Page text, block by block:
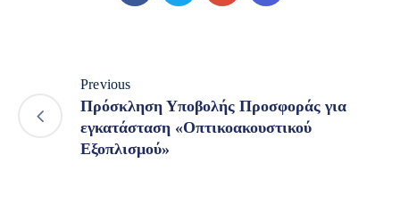
Previous
Πρόσκληση Υποβολής Προσφοράς για
εγκατάσταση «Οπτικοακουστικού
Εξοπλισμού»